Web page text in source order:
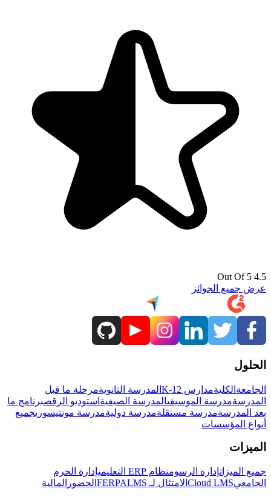
4.5 Out Of 5
عرض جميع الجوائز
الحلول
الجامعة الكليةمدارس K-12 المدرسة الثانويةمرحلة ما قبل
المدرسةمدرسة الموسيقىالمدرسة الصيفية استوديو الرقصبرنامج ما
بعد المدرسةمدرسة مستقلةمدرسة دوليةمدرسة مونتيسوريجميع
أنواع المؤسسات
الميزات
جميع الميزاتإدارة الرسومنظام ERP التعليمي
إدارة الحرم
الجامعيCloud LMS الامتثال لـ FERPA LMS الحضور المالية